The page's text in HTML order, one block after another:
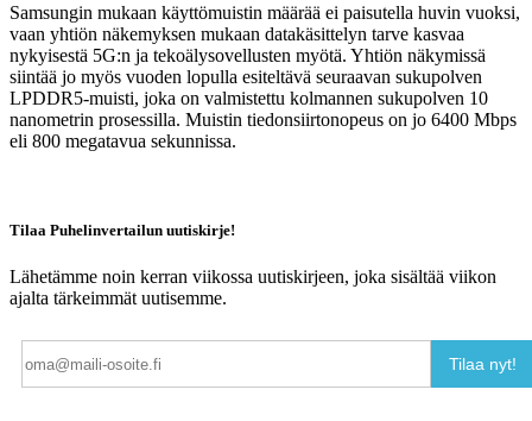
Samsungin mukaan käyttömuistin määrää ei paisutella huvin vuoksi,
vaan yhtiön näkemyksen mukaan datakäsittelyn tarve kasvaa
nykyisestä 5G:n ja tekoälysovellusten myötä. Yhtiön näkymissä
siintää jo myös vuoden lopulla esiteltävä seuraavan sukupolven
LPDDR5-muisti, joka on valmistettu kolmannen sukupolven 10
nanometrin prosessilla. Muistin tiedonsiirtonopeus on jo 6400 Mbps
eli 800 megatavua sekunnissa.
Tilaa Puhelinvertailun uutiskirje!
Lähetämme noin kerran viikossa uutiskirjeen, joka sisältää viikon
ajalta tärkeimmät uutisemme.
Tilaa nyt!